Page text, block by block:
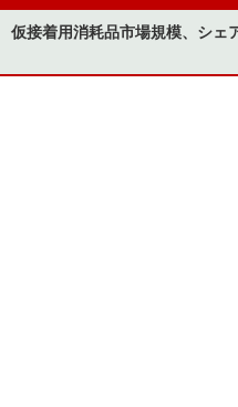
仮接着用消耗品市場規模、シェ